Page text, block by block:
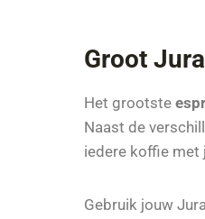
Groot
Het grootste
Naast de
iedere koffie met
Gebruik jouw